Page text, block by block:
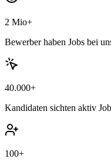
2 Mio+
Bewerber haben Jobs bei
40.000+
Kandidaten sichten aktiv
100+